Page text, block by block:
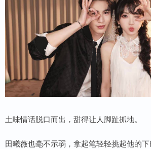
土味情话脱口而出，甜得让人脚趾抓地。
田曦薇也毫不示弱，拿起笔轻轻挑起他的